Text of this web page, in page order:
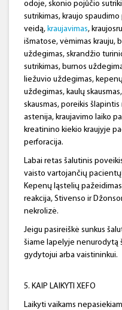
odoje, skonio pojūčio
sutrikimas, kraujo
veidą, kraujavimas,
išmatose, vėmimas krauju,
uždegimas, skrandžio
sutrikimas, burnos
liežuvio uždegimas,
uždegimas, kaulų
skausmas, poreikis
astenija, kraujavimo laiko
kreatinino kiekio kraujyje
perforacija.
Labai retas šalutinis
vaisto vartojančių
Kepenų ląstelių
reakcija, Stivenso ir
nekrolizė.
Jeigu pasireiškė sunkus
šiame lapelyje nenurodytą
gydytojui arba vaistininkui.
5. KAIP LAIKYTI XEFO
Laikyti vaikams